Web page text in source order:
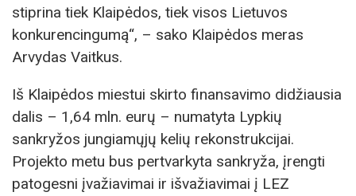
stiprina tiek Klaipėdos, tiek visos Lietuvos
konkurencingumą“, – sako Klaipėdos meras
Arvydas Vaitkus.
Iš Klaipėdos miestui skirto finansavimo didžiausia
dalis – 1,64 mln. eurų – numatyta Lypkių
sankryžos jungiamųjų kelių rekonstrukcijai.
Projekto metu bus pertvarkyta sankryža, įrengti
patogesni įvažiavimai ir išvažiavimai į LEZ